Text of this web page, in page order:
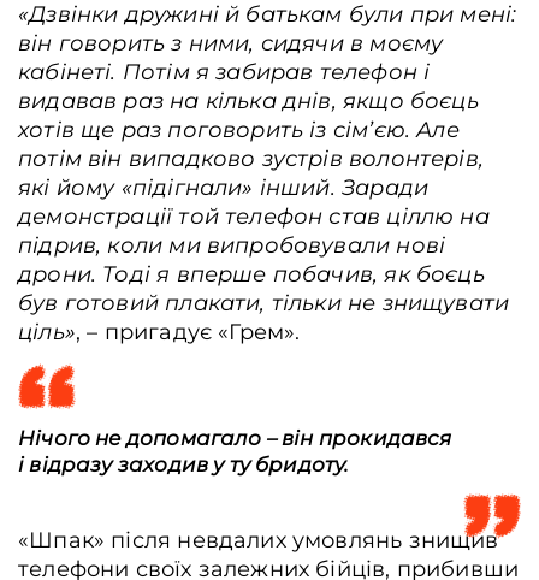
«Дзвінки дружині й батькам були при мені:
він говорить з ними, сидячи в моєму
кабінеті. Потім я забирав телефон і
видавав раз на кілька днів, якщо боєць
хотів ще раз поговорить із сім’єю. Але
потім він випадково зустрів волонтерів,
які йому «підігнали» інший. Заради
демонстрації той телефон став ціллю на
підрив, коли ми випробовували нові
дрони. Тоді я вперше побачив, як боєць
був готовий плакати, тільки не знищувати
ціль», – пригадує «Грем».
Нічого не допомагало – він прокидався
і відразу заходив у ту бридоту.
«Шпак» після невдалих умовлянь знищив
телефони своїх залежних бійців, прибивши